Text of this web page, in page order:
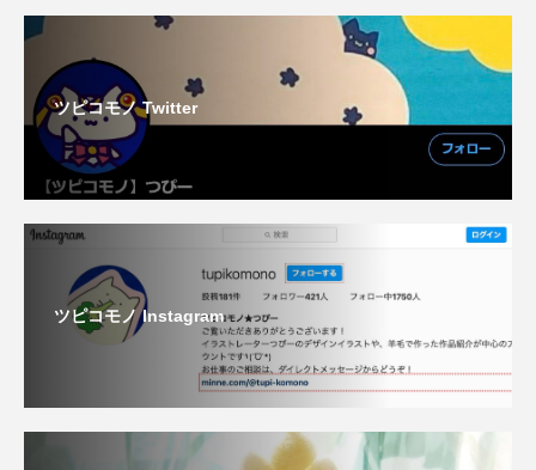
ツピコモノ Twitter
ツピコモノ Instagram